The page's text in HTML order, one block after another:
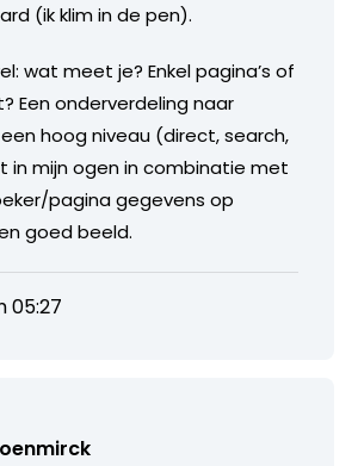
(ik klim in de pen).
wat meet je? Enkel pagina’s of
Een onderverdeling naar
hoog niveau (direct, search,
in mijn ogen in combinatie met
pagina gegevens op
goed beeld.
05:27